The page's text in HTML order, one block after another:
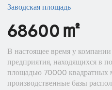
Заводская площадь
70000 ㎡
В настоящее время у компании
предприятия, находящихся в
площадью 70000 квадратных
производственные базы